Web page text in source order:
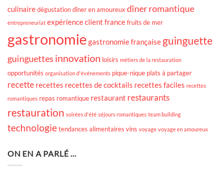
culinairedégustationdîner en amoureux dîner romantique
entrepreneuriat expérience client francefruits de mer
gastronomie gastronomie française guinguette
guinguettes innovation loisirs métiers de la restauration
opportunités organisation d'événements pique-nique plats à partager
recette recettes recettes de cocktails recettes faciles recettes
romantiques repas romantique restaurant restaurants
restauration soirées d'été séjours romantiques team building
technologietendances alimentaires vins voyage voyage en amoureux
ON EN A PARLÉ …